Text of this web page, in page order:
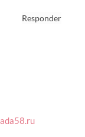
Responder